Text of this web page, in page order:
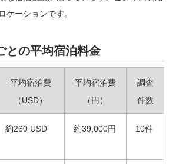
ケーションです。
との平均宿泊料金
平均宿泊費
（USD）
平均宿泊費
（円）
調査
件数
約260 USD 約39,000円 10件